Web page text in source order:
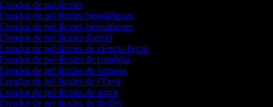
de pel·lícules
de pel·lícules biogràfiques
de pel·lícules biogràfiques
de pel·lícules d'acció
de pel·lícules de ciència-ficció
de pel·lícules de comèdia
de pel·lícules de fantasia
de pel·lícules de l’Oest
de pel·lícules de terror
de pel·lícules de thriller